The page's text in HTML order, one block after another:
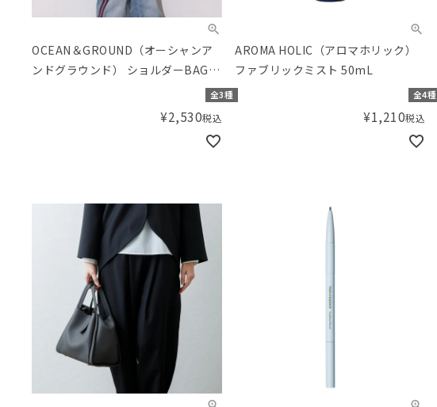
OCEAN＆GROUND（オーシャンア
ンドグラウンド） ショルダーBAG
全3種
¥2,530税込
AROMA HOLIC（アロマホリック）
ファブリックミスト 50mL
全4種
¥1,210税込